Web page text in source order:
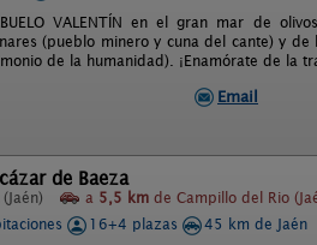
VALENTÍN en el gran mar de
(pueblo minero y cuna del cante) y
de la humanidad). ¡Enamórate de la
Email
de Baeza
(Jaén) a 5,5 km de Campillo del Rio
16+4 plazas
45 km de Jaén